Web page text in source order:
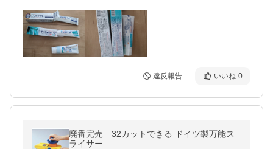
違反報告 いいね 0
廃番完売 32カットできる ドイツ製万能ス
ライサー